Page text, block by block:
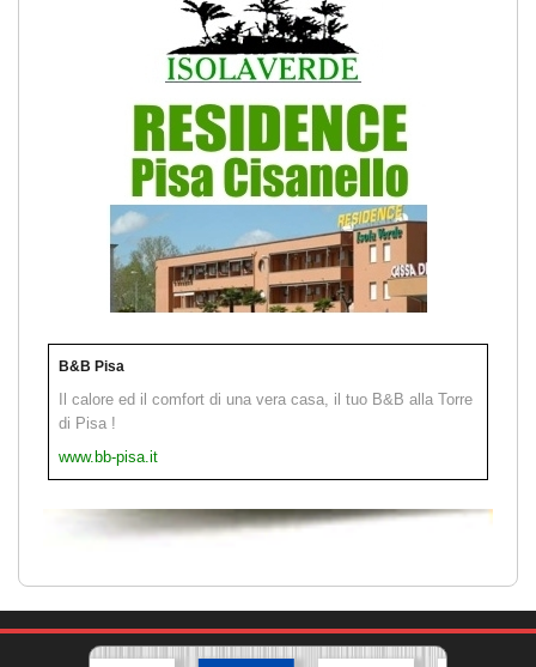
B&B Pisa
Il calore ed il comfort di una vera casa, il tuo B&B alla Torre
di Pisa !
www.bb-pisa.it